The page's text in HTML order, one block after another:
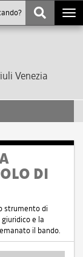
Venezia
DI
strumento di
e la
il bando.